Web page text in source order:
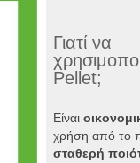
Γιατί να
Pellet;
Είναι
χρήση από το
σταθερή